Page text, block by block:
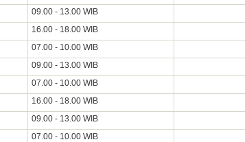
09.00 - 13.00 WIB
16.00 - 18.00 WIB
07.00 - 10.00 WIB
09.00 - 13.00 WIB
07.00 - 10.00 WIB
16.00 - 18.00 WIB
09.00 - 13.00 WIB
07.00 - 10.00 WIB